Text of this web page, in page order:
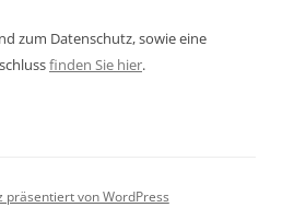
zum Datenschutz, sowie eine
finden Sie hier.
präsentiert von WordPress